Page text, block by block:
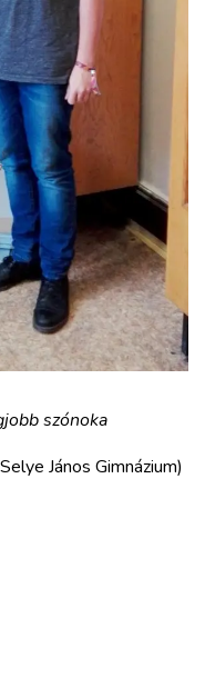
szónoka
János Gimnázium)